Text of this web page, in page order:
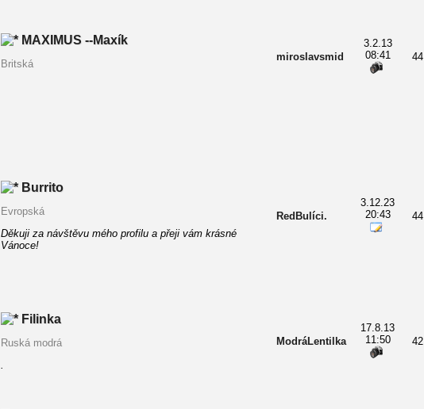
MAXIMUS --Maxík
Britská
miroslavsmid
3.2.13
08:41
44
Burrito
Evropská
Děkuji za návštěvu mého profilu a přeji vám krásné
Vánoce!
RedBulíci.
3.12.23
20:43
44
Filinka
Ruská modrá
.
ModráLentilka
17.8.13
11:50
42